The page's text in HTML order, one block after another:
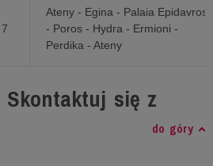
7
Ateny - Egina - Palaia Epidavros
- Poros - Hydra - Ermioni -
Perdika - Ateny
się z
do góry